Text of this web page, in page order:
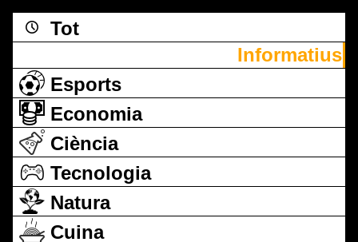
Tot
Informatius
Esports
Economia
Ciència
Tecnologia
Natura
Cuina